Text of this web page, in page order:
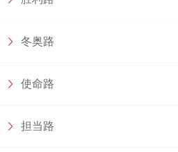
冬奥路
使命路
担当路